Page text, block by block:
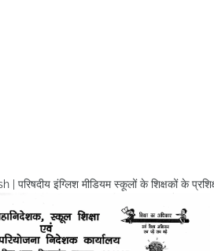
इंग्लिश मीडियम स्कूलों के शिक्षकों के